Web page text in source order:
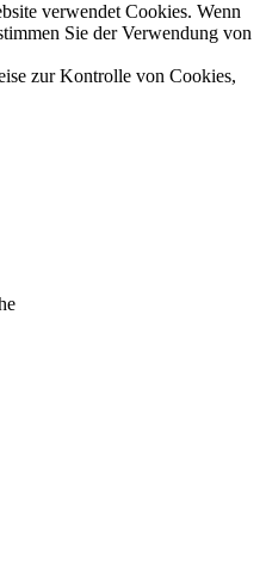
verwendet Cookies. Wenn
Sie der Verwendung von
zur Kontrolle von Cookies,